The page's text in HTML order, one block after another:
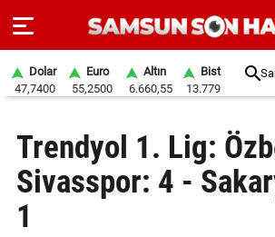
SAYFA
SAMSUN
Dolar
47,7400
Euro
55,2500
Altın
6.660,55
Bist
13.779
Trendyol 1. Lig:
Sivasspor: 4 -
1